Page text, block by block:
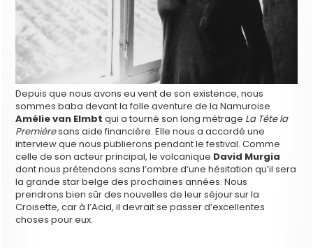
Depuis que nous avons eu vent de son existence, nous
sommes baba devant la folle aventure de la Namuroise
Amélie van Elmbt qui a tourné son long métrage La Tête la
Premièresans aide financière. Elle nous a accordé une
interview que nous publierons pendant le festival. Comme
celle de son acteur principal, le volcanique David Murgia
dont nous prétendons sans l’ombre d’une hésitation qu’il sera
la grande star belge des prochaines années. Nous
prendrons bien sûr des nouvelles de leur séjour sur la
Croisette, car à l’Acid, il devrait se passer d’excellentes
choses pour eux.